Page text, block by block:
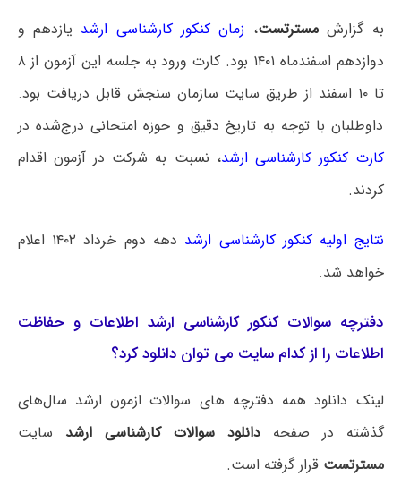
به گزارشمسترتست، زمان کنکور کارشناسی ارشد یازدهم و
دوازدهم اسفندماه ۱۴۰۱ بود. کارت ورود به جلسه این آزمون از ۸
تا ۱۰ اسفند از طریق سایت سازمان سنجش قابل دریافت بود.
داوطلبان با توجه به تاریخ دقیق و حوزه امتحانی درج‌شده در
کارت کنکور کارشناسی ارشد، نسبت به شرکت در آزمون اقدام
کردند.
نتایج اولیه کنکور کارشناسی ارشد
دهه دوم خرداد ۱۴۰۲ اعلام
خواهد شد.
دفترچه سوالات کنکور کارشناسی ارشد اطلاعات و حفاظت
اطلاعات را از کدام سایت می توان دانلود کرد؟
لینک دانلود همه دفترچه های سوالات ازمون ارشد سال‌های
گذشته در صفحه
دانلود سوالات کارشناسی ارشد
سایت
مسترتست قرار گرفته است.